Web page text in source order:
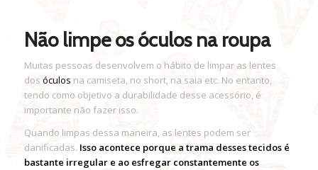
Não limpe os óculos na roupa
Muitas pessoas desenvolvem o hábito de limpar as lentes
dos óculos na camiseta, no short, na saia etc. No entanto,
tendo como objetivo a durabilidade desse acessório, é
importante não fazer isso.
Quando limpas dessa maneira, as lentes podem ser
danificadas. Isso acontece porque a trama desses tecidos é
bastante irregular e ao esfregar constantemente os